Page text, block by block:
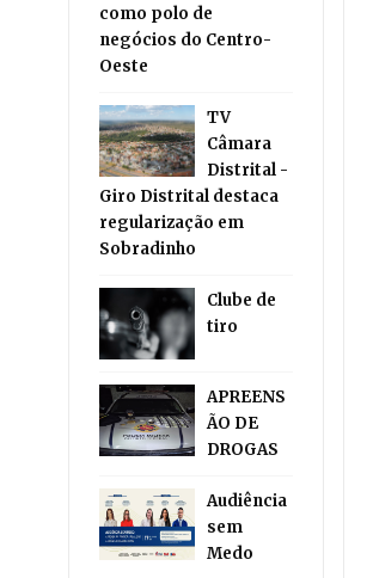
como polo de
negócios do Centro-
Oeste
TV
Câmara
Distrital -
Giro Distrital destaca
regularização em
Sobradinho
Clube de
tiro
APREENS
ÃO DE
DROGAS
Audiência
sem
Medo